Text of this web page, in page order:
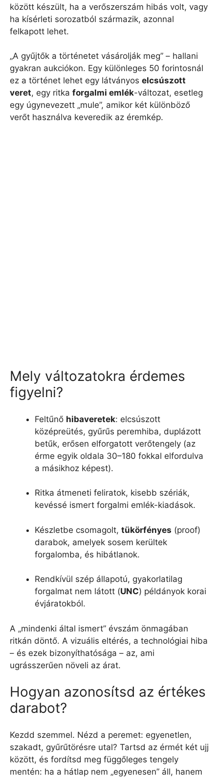
között készült, ha a verőszerszám hibás volt, vagy
ha kísérleti sorozatból származik, azonnal
felkapott lehet.
„A gyűjtők a történetet vásárolják meg” – hallani
gyakran aukciókon. Egy különleges 50 forintosnál
ez a történet lehet egy látványos elcsúszott
veret, egy ritka forgalmi emlék-változat, esetleg
egy úgynevezett „mule”, amikor két különböző
verőt használva keveredik az éremkép.
Mely változatokra érdemes
figyelni?
Feltűnő hibaveretek: elcsúszott
középreütés, gyűrűs peremhiba, duplázott
betűk, erősen elforgatott verőtengely (az
érme egyik oldala 30–180 fokkal elfordulva
a másikhoz képest).
Ritka átmeneti feliratok, kisebb szériák,
kevéssé ismert forgalmi emlék-kiadások.
Készletbe csomagolt, tükörfényes (proof)
darabok, amelyek sosem kerültek
forgalomba, és hibátlanok.
Rendkívül szép állapotú, gyakorlatilag
forgalmat nem látott (UNC) példányok korai
évjáratokból.
A „mindenki által ismert” évszám önmagában
ritkán döntő. A vizuális eltérés, a technológiai hiba
– és ezek bizonyíthatósága – az, ami
ugrásszerűen növeli az árat.
Hogyan azonosítsd az értékes
darabot?
Kezdd szemmel. Nézd a peremet: egyenetlen,
szakadt, gyűrűtörésre utal? Tartsd az érmét két ujj
között, és fordítsd meg függőleges tengely
mentén: ha a hátlap nem „egyenesen” áll, hanem